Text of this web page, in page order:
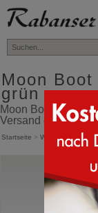
top
Moon
grün
Moon Boot Nylon
Versand direkt aus
Startseite > Winterstiefel >